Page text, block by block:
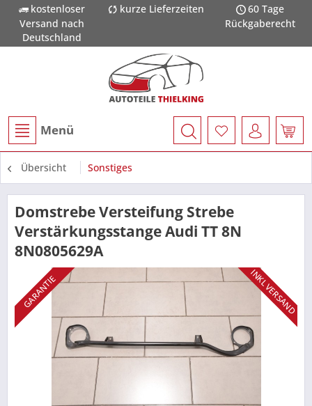
kostenloser
Versand nach
Deutschland
kurze Lieferzeiten
60 Tage
Rückgaberecht
Menü
Übersicht Sonstiges
Domstrebe Versteifung Strebe
Verstärkungsstange Audi TT 8N
8N0805629A
GARANTIE INKL VERSAND